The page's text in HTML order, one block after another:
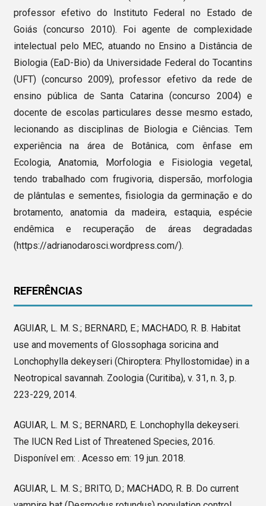
professor efetivo do Instituto Federal no Estado de
Goiás (concurso 2010). Foi agente de complexidade
intelectual pelo MEC, atuando no Ensino a Distância de
Biologia (EaD-Bio) da Universidade Federal do Tocantins
(UFT) (concurso 2009), professor efetivo da rede de
ensino pública de Santa Catarina (concurso 2004) e
docente de escolas particulares desse mesmo estado,
lecionando as disciplinas de Biologia e Ciências. Tem
experiência na área de Botânica, com ênfase em
Ecologia, Anatomia, Morfologia e Fisiologia vegetal,
tendo trabalhado com frugivoria, dispersão, morfologia
de plântulas e sementes, fisiologia da germinação e do
brotamento, anatomia da madeira, estaquia, espécie
endêmica e recuperação de áreas degradadas
(https://adrianodarosci.wordpress.com/).
REFERÊNCIAS
AGUIAR, L. M. S.; BERNARD, E.; MACHADO, R. B. Habitat
use and movements of Glossophaga soricina and
Lonchophylla dekeyseri (Chiroptera: Phyllostomidae) in a
Neotropical savannah. Zoologia (Curitiba), v. 31, n. 3, p.
223-229, 2014.
AGUIAR, L. M. S.; BERNARD, E. Lonchophylla dekeyseri.
The IUCN Red List of Threatened Species, 2016.
Disponível em: . Acesso em: 19 jun. 2018.
AGUIAR, L. M. S.; BRITO, D.; MACHADO, R. B. Do current